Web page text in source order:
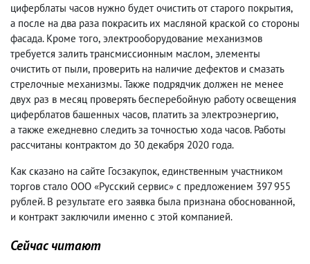
циферблаты часов нужно будет очистить от старого покрытия,
а после на два раза покрасить их масляной краской со стороны
фасада. Кроме того, электрооборудование механизмов
требуется залить трансмиссионным маслом, элементы
очистить от пыли, проверить на наличие дефектов и смазать
стрелочные механизмы. Также подрядчик должен не менее
двух раз в месяц проверять бесперебойную работу освещения
циферблатов башенных часов, платить за электроэнергию,
а также ежедневно следить за точностью хода часов. Работы
рассчитаны контрактом до 30 декабря 2020 года.
Как сказано на сайте Госзакупок, единственным участником
торгов стало ООО «Русский сервис» с предложением 397 955
рублей. В результате его заявка была признана обоснованной,
и контракт заключили именно с этой компанией.
Сейчас читают